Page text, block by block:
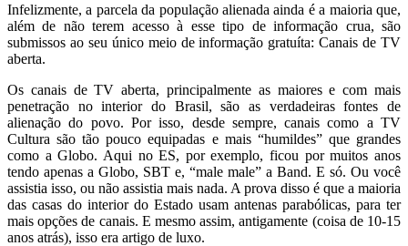
Infelizmente, a parcela da população alienada ainda é a maioria que,
além de não terem acesso à esse tipo de informação crua, são
submissos ao seu único meio de informação gratuíta: Canais de TV
aberta.
Os canais de TV aberta, principalmente as maiores e com mais
penetração no interior do Brasil, são as verdadeiras fontes de
alienação do povo. Por isso, desde sempre, canais como a TV
Cultura são tão pouco equipadas e mais “humildes” que grandes
como a Globo. Aqui no ES, por exemplo, ficou por muitos anos
tendo apenas a Globo, SBT e, “male male” a Band. E só. Ou você
assistia isso, ou não assistia mais nada. A prova disso é que a maioria
das casas do interior do Estado usam antenas parabólicas, para ter
mais opções de canais. E mesmo assim, antigamente (coisa de 10-15
anos atrás), isso era artigo de luxo.